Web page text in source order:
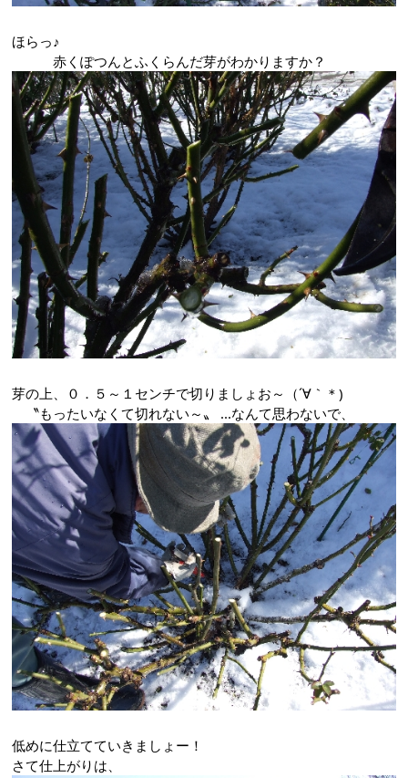
ほらっ♪
赤くぽつんとふくらんだ芽がわかりますか？
芽の上、０．５～１センチで切りましょお～（´∀｀＊)
〝もったいなくて切れない～〟 ...なんて思わないで、
低めに仕立てていきましょー！
さて仕上がりは、